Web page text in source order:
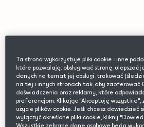
Ta strona wykorzystuje pliki cookie i inne
które pozwalają: obsługiwać stronę, ulepszać
danych na temat jej obsługi, trakować
na tej i innych stronach tak, aby zaoferować
doświadczenia oraz reklamy, które
preferencjom. Klikając "Akceptuję wszystkie",
użycie plików cookie. Jeśli chcesz dowiedzieć
wyłączyć określone pliki cookie, kliknij
Wszystkie zebrane dane osobowe będą